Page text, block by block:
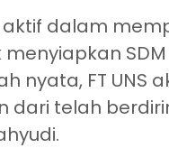
aktif dalam
nyata, FT UNS
dari telah